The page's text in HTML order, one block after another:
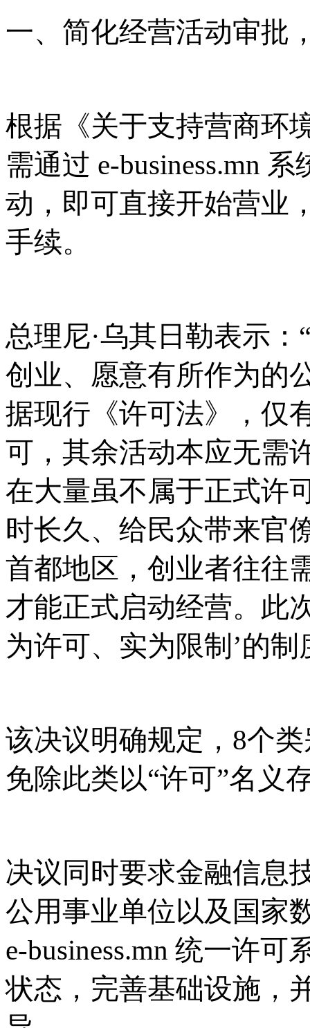
一、简化经营活动审批
根据《关于支持营商环
需通过 e-business.mn
动，即可直接开始营业
手续。
总理尼·乌其日勒表示
创业、愿意有所作为的
据现行《许可法》，仅
可，其余活动本应无需
在大量虽不属于正式许
时长久、给民众带来官
首都地区，创业者往往
才能正式启动经营。此
为许可、实为限制’的
该决议明确规定， 8个
免除此类以“许可”名义
决议同时要求金融信息
公用事业单位以及国家
e-business.mn 统一许
状态，完善基础设施，